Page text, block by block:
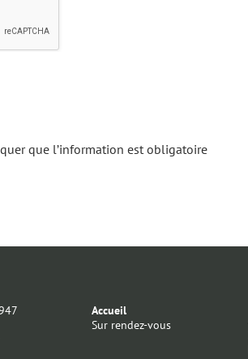
que l’information est obligatoire
Accueil
Sur rendez-vous